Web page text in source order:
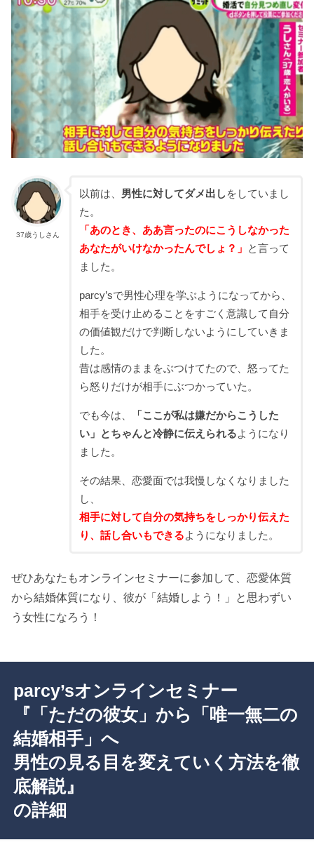
37歳うしさん
以前は、 男性に対してダメ出しをしていまし
た。
「あのとき、ああ言ったのにこうしなかった
あなたがいけなかったんでしょ？」
と言って
ました。
parcy’sで男性心理を学ぶようになってから、
相手を受け止めることをすごく意識して自分
の価値観だけで判断しないようにしていきま
した。
昔は感情のままをぶつけてたので、怒ってた
ら怒りだけが相手にぶつかっていた。
でも今は、
「ここが私は嫌だからこうした
い」とちゃんと冷静に伝えられるようになり
ました。
その結果、恋愛面では我慢しなくなりました
し、
相手に対して自分の気持ちをしっかり伝えた
り、話し合いもできるようになりました。
ぜひあなたもオンラインセミナーに参加して、恋愛体質
から結婚体質になり、彼が「結婚しよう！」と思わずい
う女性になろう！
parcy’sオンラインセミナー
『「ただの彼女」から「唯一無二の
結婚相手」へ
男性の見る目を変えていく方法を徹
底解説』
の詳細